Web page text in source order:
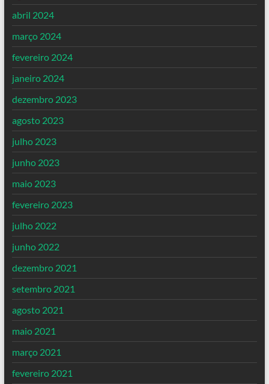
abril 2024
março 2024
fevereiro 2024
janeiro 2024
dezembro 2023
agosto 2023
julho 2023
junho 2023
maio 2023
fevereiro 2023
julho 2022
junho 2022
dezembro 2021
setembro 2021
agosto 2021
maio 2021
março 2021
fevereiro 2021